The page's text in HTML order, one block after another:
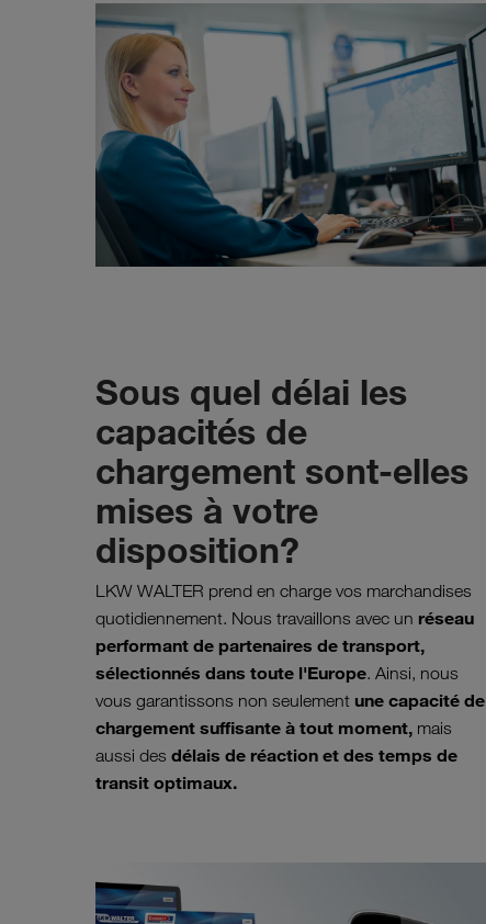
Sous quel délai les
capacités de
chargement sont-elles
mises à votre
disposition?
LKW WALTER prend en charge vos marchandises
quotidiennement. Nous travaillons avec un réseau
performant de partenaires de transport,
sélectionnés dans toute l'Europe. Ainsi, nous
vous garantissons non seulement une capacité de
chargement suffisante à tout moment, mais
aussi des délais de réaction et des temps de
transit optimaux.